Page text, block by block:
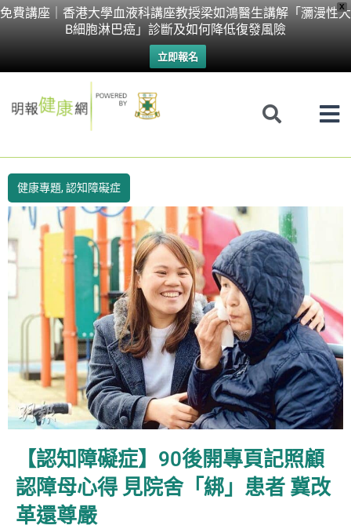
X
免費講座｜香港大學血液科講座教授梁如鴻醫生講解「瀰漫性大
B細胞淋巴癌」診斷及如何降低復發風險
立即報名
Skip
健康專題,認知障礙症
【認知障礙症】90後開專頁記照顧
認障母心得 見院舍「綁」患者 冀改
革還尊嚴